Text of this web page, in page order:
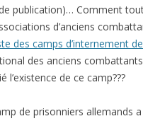
publication)… Comment
d’anciens
des camps d’internement
des anciens
l’existence de ce camp???
de prisonniers allemands a